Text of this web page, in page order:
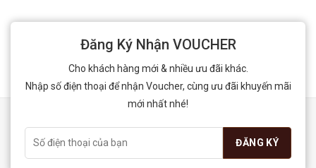
Đăng Ký Nhận VOUCHER
Cho khách hàng mới & nhiều ưu đãi khác.
Nhập số điện thoại để nhận Voucher, cùng ưu đãi khuyến mãi
mới nhất nhé!